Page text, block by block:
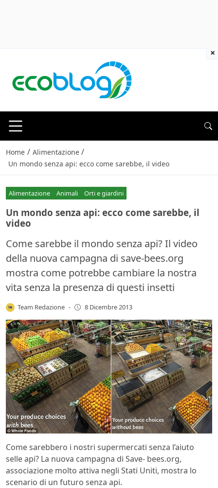
Home / Alimentazione /
Un mondo senza api: ecco come sarebbe, il video
Alimentazione Animali Orti e giardini
Un mondo senza api: ecco come sarebbe, il
video
Come sarebbe il mondo senza api? Il video
della nuova campagna di save-bees.org
mostra come potrebbe cambiare la nostra
vita senza la presenza di questi insetti
Team Redazione - 8 Dicembre 2013
Come sarebbero i nostri supermercati senza l’aiuto
selle api? La nuova campagna di Save- bees.org,
associazione molto attiva negli Stati Uniti, mostra lo
scenario di un futuro senza api.
×